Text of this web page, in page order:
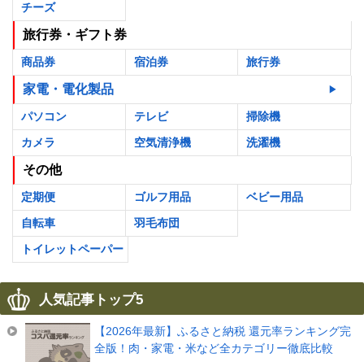
チーズ
旅行券・ギフト券
商品券 宿泊券 旅行券
家電・電化製品
パソコン テレビ
掃除機
カメラ
空気清浄機 洗濯機
その他
定期便 ゴルフ用品
ベビー用品
自転車
羽毛布団
トイレットペーパー
人気記事トップ5
【2026年最新】ふるさと納税 還元率ランキング完
全版！肉・家電・米など全カテゴリー徹底比較